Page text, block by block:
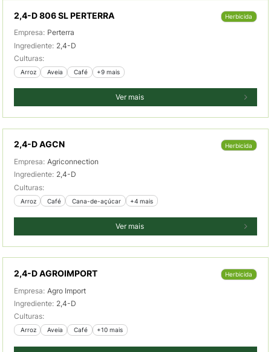
2,4-D 806 SL PERTERRA Herbicida
Empresa: Perterra
Ingrediente: 2,4-D
Culturas:
Arroz Aveia Café +9 mais
Ver mais
2,4-D AGCN Herbicida
Empresa: Agriconnection
Ingrediente: 2,4-D
Culturas:
Arroz Café Cana-de-açúcar +4 mais
Ver mais
2,4-D AGROIMPORT Herbicida
Empresa: Agro Import
Ingrediente: 2,4-D
Culturas:
Arroz Aveia Café +10 mais